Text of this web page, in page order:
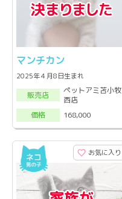
マンチカン
2025年４月8日生まれ
販売店
ペットアミ苫小牧
西店
価格
168,000
お気に入り